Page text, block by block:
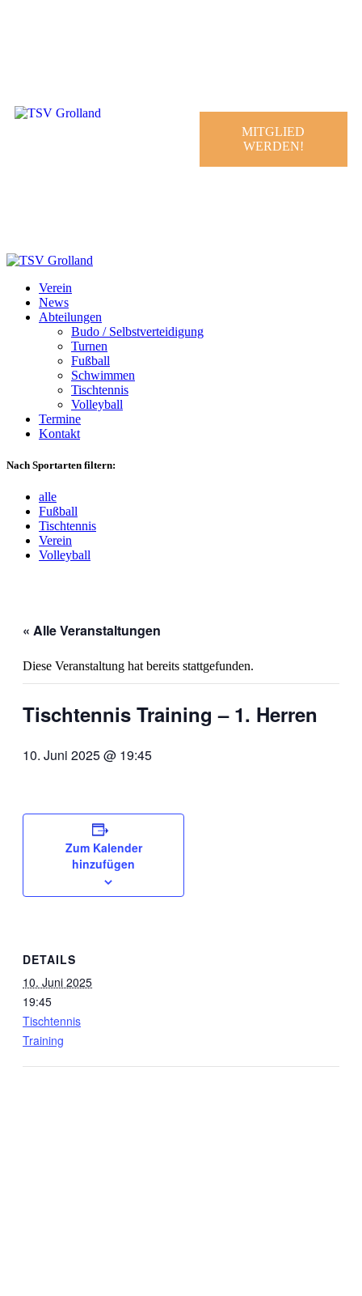
MITGLIED
WERDEN!
Verein
News
Abteilungen
Budo / Selbstverteidigung
Turnen
Fußball
Schwimmen
Tischtennis
Volleyball
Termine
Kontakt
Nach Sportarten filtern:
alle
Fußball
Tischtennis
Verein
Volleyball
« Alle Veranstaltungen
Diese Veranstaltung hat bereits stattgefunden.
Tischtennis Training – 1. Herren
10. Juni 2025 @ 19:45
Zum Kalender
hinzufügen
DETAILS
10. Juni 2025
19:45
Tischtennis
Training